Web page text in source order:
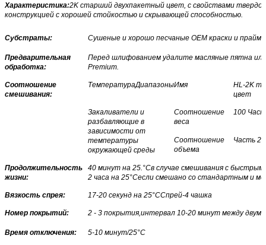
Характеристика:2K старший двухпакетный цвет, с свойствами
конструкцией с хорошей стойкостью и скрывающей способностью.
Субстраты: Сушеные и хорошо песчаные OEM краски и
Предварительная
обработка:
Перед шлифованием удалите масляные пятна
Premium.
Соотношение
смешивания:
ТемператураДиапазоныИмя
HL-2K
цвет
Закаливатели и
разбавляющие в
зависимости от
температуры
окружающей среды
Соотношение
веса
100
Соотношение
объема
Часть 2
Продолжительность
жизни:
40 минут на 25.°Cв случае смешивания с
2 часа на 25°Cесли смешано со стандартным и
Вязкость спрея: 17-20 секунд на 25°CСпрей-4 чашка
Номер покрытий: 2 - 3 покрытия,интервал 10-20 минут между
Время отключения: 5-10 минут/25°C